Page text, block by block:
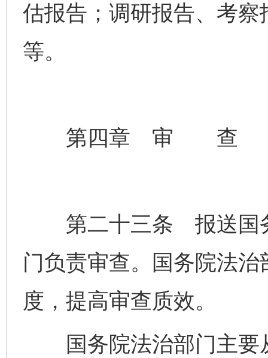
估报告；调研报告、考
等。
第四章 审 查
第二十三条 报送国务
门负责审查。国务院法
度，提高审查质效。
国务院法治部门主要